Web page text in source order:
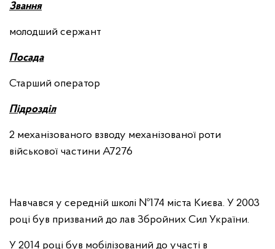
Звання
молодший сержант
Посада
Старший оператор
Підрозділ
2 механізованого взводу механізованої роти
військової частини А7276
Навчався у середній школі №174 міста Києва. У 2003
році був призваний до лав Збройних Сил України.
У 2014 році був мобілізований до участі в